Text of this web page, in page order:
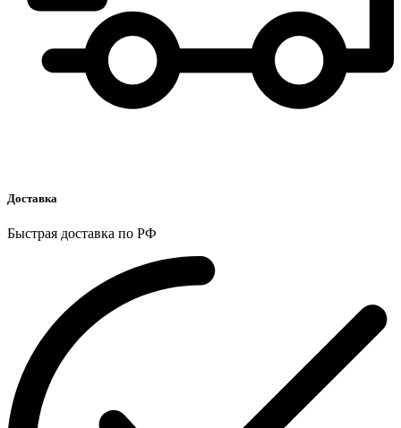
Доставка
Быстрая доставка по РФ